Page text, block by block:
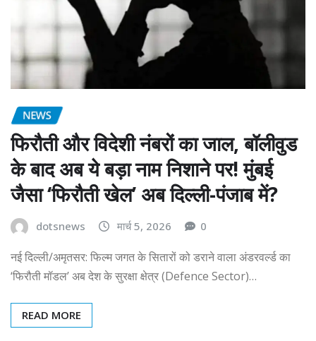
NEWS
फिरौती और विदेशी नंबरों का जाल, बॉलीवुड
के बाद अब ये बड़ा नाम निशाने पर! मुंबई
जैसा ‘फिरौती खेल’ अब दिल्ली-पंजाब में?
dotsnews मार्च 5, 2026 0
नई दिल्ली/अमृतसर: फिल्म जगत के सितारों को डराने वाला अंडरवर्ल्ड का
‘फिरौती मॉडल’ अब देश के सुरक्षा क्षेत्र (Defence Sector)…
READ MORE